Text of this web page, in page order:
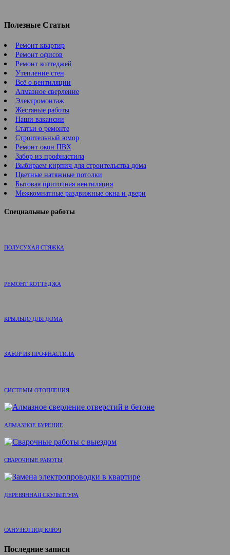
Полезные Статьи
Ремонт квартир
Ремонт офисов
Ремонт коттеджей
Утепление стен
Всё о вентиляции
Алмазное сверление
Электромонтаж
Жестяные работы
Наши вакансии
Статьи о ремонте
Строительный юмор
Ремонт окон ПВХ
Забор из профнастила
Выбираем кирпич для строительства дома
Цветные натяжные потолки
Бытовая приточная вентиляция
Межкомнатные раздвижные окна и двери
Специальные работы
ПОЛУСУХАЯ СТЯЖКА
РЕМОНТ КОТТЕДЖА
КРЫЛЬЦО ДЛЯ ДОМА
ЗАБОР ИЗ ПРОФНАСТИЛА
СИСТЕМЫ ОТОПЛЕНИЯ
АЛМАЗНОЕ БУРЕНИЕ
СВАРОЧНЫЕ РАБОТЫ
ДЕРЕВЯННАЯ СКУЛЬПТУРА
САНУЗЕЛ ПОД КЛЮЧ
Последние записи